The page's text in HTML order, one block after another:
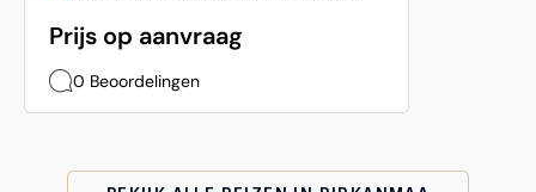
Prijs op aanvraag
0 Beoordelingen